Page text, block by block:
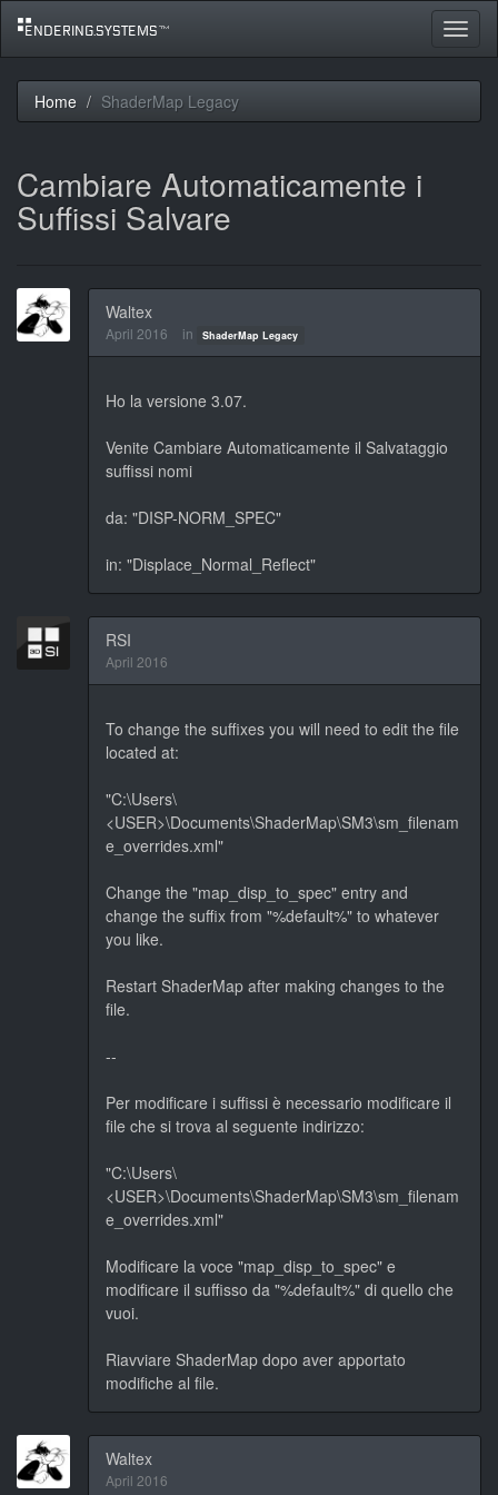
Toggle
Home ShaderMap Legacy
Cambiare Automaticamente i
Suffissi Salvare
Waltex
April 2016 in ShaderMap Legacy
Ho la versione 3.07.
Venite Cambiare Automaticamente il Salvataggio
suffissi nomi
da: "DISP-NORM_SPEC"
in: "Displace_Normal_Reflect"
RSI
April 2016
To change the suffixes you will need to edit the file
located at:
"C:\Users\
<USER>\Documents\ShaderMap\SM3\sm_filenam
e_overrides.xml"
Change the "map_disp_to_spec" entry and
change the suffix from "%default%" to whatever
you like.
Restart ShaderMap after making changes to the
file.
--
Per modificare i suffissi è necessario modificare il
file che si trova al seguente indirizzo:
"C:\Users\
<USER>\Documents\ShaderMap\SM3\sm_filenam
e_overrides.xml"
Modificare la voce "map_disp_to_spec" e
modificare il suffisso da "%default%" di quello che
vuoi.
Riavviare ShaderMap dopo aver apportato
modifiche al file.
Waltex
April 2016